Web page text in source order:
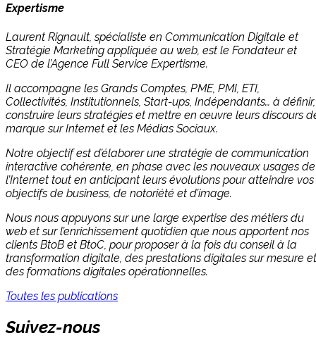
Expertisme
Laurent Rignault, spécialiste en Communication Digitale et
Stratégie Marketing appliquée au web, est le Fondateur et
CEO de l’Agence Full Service Expertisme.
Il accompagne les Grands Comptes, PME, PMI, ETI,
Collectivités, Institutionnels, Start-ups, Indépendants… à définir,
construire leurs stratégies et mettre en œuvre leurs discours
marque sur Internet et les Médias Sociaux.
Notre objectif est d’élaborer une stratégie de communication
interactive cohérente, en phase avec les nouveaux usages de
l’Internet tout en anticipant leurs évolutions pour atteindre vos
objectifs de business, de notoriété et d’image.
Nous nous appuyons sur une large expertise des métiers du
web et sur l’enrichissement quotidien que nous apportent nos
clients BtoB et BtoC, pour proposer à la fois du conseil à la
transformation digitale, des prestations digitales sur mesure et
des formations digitales opérationnelles.
Toutes les publications
Suivez-nous